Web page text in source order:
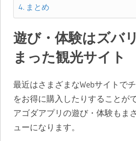
まとめ
遊び・体験はズバ
まった観光サイト
最近はさまざまなWebサイトで
をお得に購入したりすることが
アゴダアプリの遊び・体験もま
ューになります。